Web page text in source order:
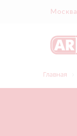
Москва
Главная